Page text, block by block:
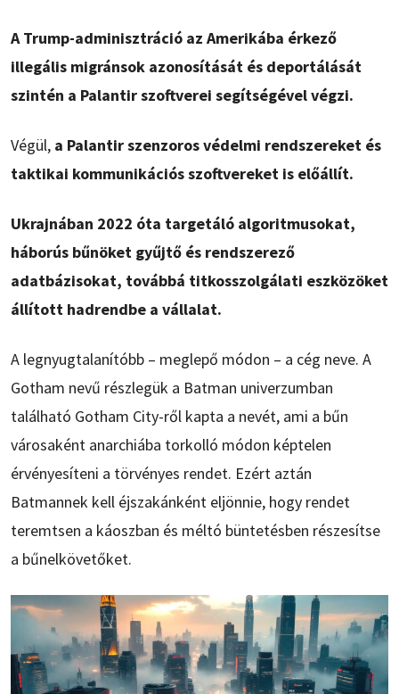
A Trump-adminisztráció az Amerikába érkező
illegális migránsok azonosítását és deportálását
szintén a Palantir szoftverei segítségével végzi.
Végül, a Palantir szenzoros védelmi rendszereket és
taktikai kommunikációs szoftvereket is előállít.
Ukrajnában 2022 óta targetáló algoritmusokat,
háborús bűnöket gyűjtő és rendszerező
adatbázisokat, továbbá titkosszolgálati eszközöket
állított hadrendbe a vállalat.
A legnyugtalanítóbb – meglepő módon – a cég neve. A
Gotham nevű részlegük a Batman univerzumban
található Gotham City-ről kapta a nevét, ami a bűn
városaként anarchiába torkolló módon képtelen
érvényesíteni a törvényes rendet. Ezért aztán
Batmannek kell éjszakánként eljönnie, hogy rendet
teremtsen a káoszban és méltó büntetésben részesítse
a bűnelkövetőket.